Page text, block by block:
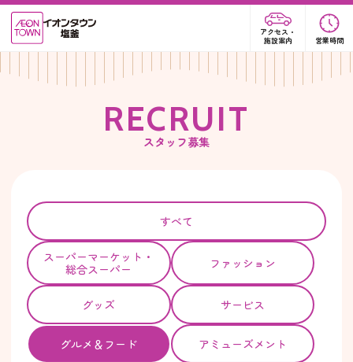
アクセス・
施設案内
営業時間
RECRUIT
スタッフ募集
すべて
スーパーマーケット・
総合スーパー
ファッション
グッズ サービス
グルメ＆フード アミューズメント